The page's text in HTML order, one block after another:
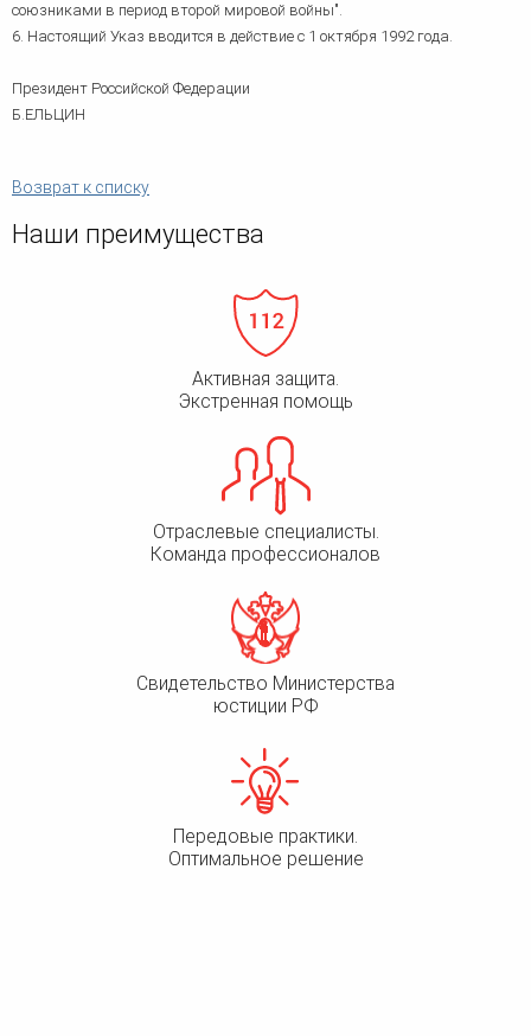
союзниками в период второй мировой войны".
6. Настоящий Указ вводится в действие с 1 октября 1992 года.
Президент Российской Федерации
Б.ЕЛЬЦИН
Возврат к списку
Наши преимущества
Активная защита.
Экстренная помощь
Отраслевые специалисты.
Команда профессионалов
Свидетельство Министерства
юстиции РФ
Передовые практики.
Оптимальное решение